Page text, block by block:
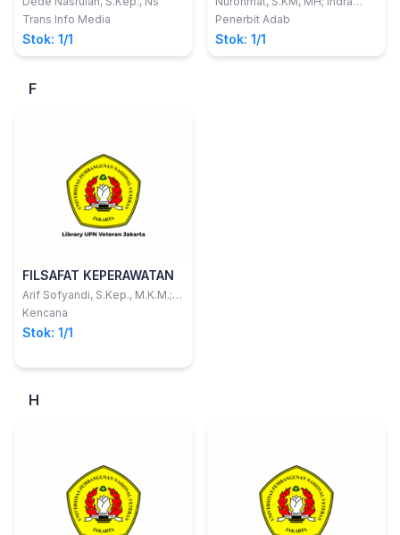
Keperawatan
Trans Info Media
Stok: 1/1
Keperawatan Dalam
Bertindak dan
Berperilaku
Ruswadi, S.Kep., Ns., MPH,
Penerbit Adab
Stok: 1/1
F
FILSAFAT KEPERAWATAN
Arif Sofyandi, S.Kep., M.K.M.;
Ns. Junaidin, S.Kep., M.K.M.
Kencana
Stok: 1/1
H